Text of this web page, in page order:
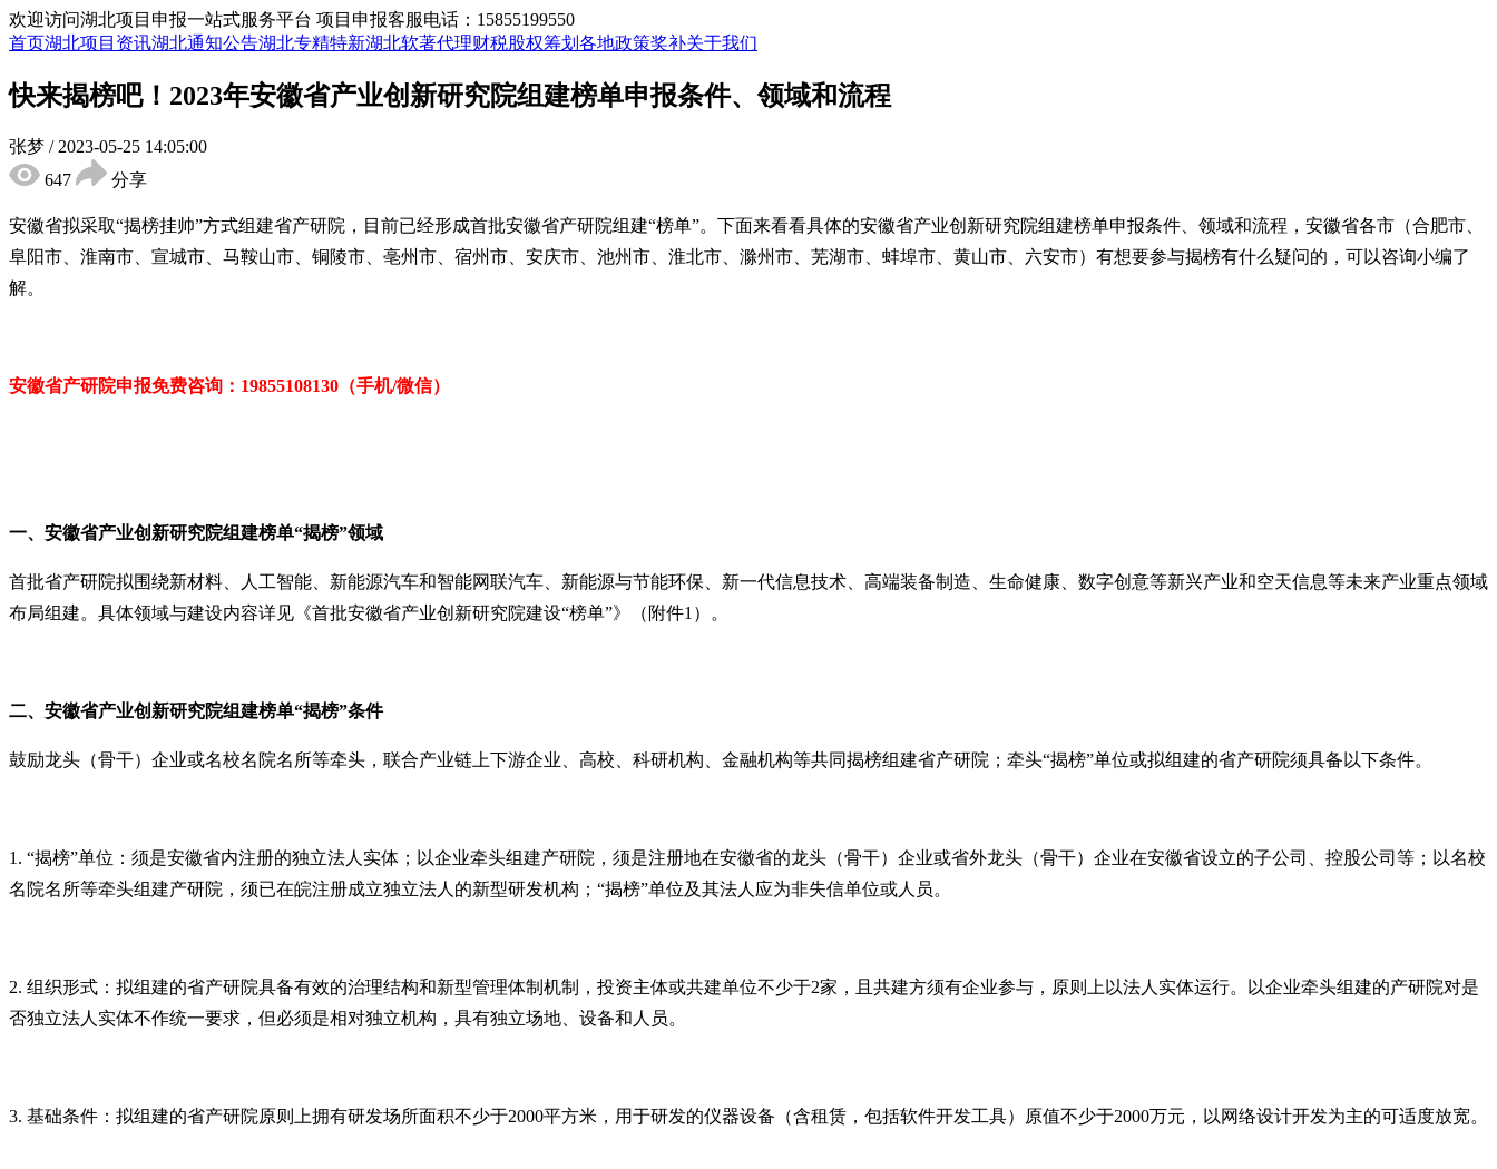
欢迎访问湖北项目申报一站式服务平台 项目申报客服电话：15855199550
首页湖北项目资讯湖北通知公告湖北专精特新湖北软著代理财税股权筹划 各地政策奖补关于我们
快来揭榜吧！2023年安徽省产业创新研究院组建榜单申报条件、领域和流程
张梦 / 2023-05-25 14:05:00
647
分享
安徽省拟采取“揭榜挂帅”方式组建省产研院，目前已经形成首批安徽省产研院组建“榜单”。下面来看看具体的安徽省产业创新研究院组建榜单申报条件、领域和流程，安徽省各市（合肥市、
阜阳市、淮南市、宣城市、马鞍山市、铜陵市、亳州市、宿州市、安庆市、池州市、淮北市、滁州市、芜湖市、蚌埠市、黄山市、六安市）有想要参与揭榜有什么疑问的，可以咨询小编了
解。
安徽省产研院申报免费咨询：19855108130（手机/微信）
一、安徽省产业创新研究院组建榜单“揭榜”领域
首批省产研院拟围绕新材料、人工智能、新能源汽车和智能网联汽车、新能源与节能环保、新一代信息技术、高端装备制造、生命健康、数字创意等新兴产业和空天信息等未来产业重点领域
布局组建。具体领域与建设内容详见《首批安徽省产业创新研究院建设“榜单”》（附件1）。
二、安徽省产业创新研究院组建榜单“揭榜”条件
鼓励龙头（骨干）企业或名校名院名所等牵头，联合产业链上下游企业、高校、科研机构、金融机构等共同揭榜组建省产研院；牵头“揭榜”单位或拟组建的省产研院须具备以下条件。
1. “揭榜”单位：须是安徽省内注册的独立法人实体；以企业牵头组建产研院，须是注册地在安徽省的龙头（骨干）企业或省外龙头（骨干）企业在安徽省设立的子公司、控股公司等；以名校
名院名所等牵头组建产研院，须已在皖注册成立独立法人的新型研发机构；“揭榜”单位及其法人应为非失信单位或人员。
2. 组织形式：拟组建的省产研院具备有效的治理结构和新型管理体制机制，投资主体或共建单位不少于2家，且共建方须有企业参与，原则上以法人实体运行。以企业牵头组建的产研院对是
否独立法人实体不作统一要求，但必须是相对独立机构，具有独立场地、设备和人员。
3. 基础条件：拟组建的省产研院原则上拥有研发场所面积不少于2000平方米，用于研发的仪器设备（含租赁，包括软件开发工具）原值不少于2000万元，以网络设计开发为主的可适度放宽。